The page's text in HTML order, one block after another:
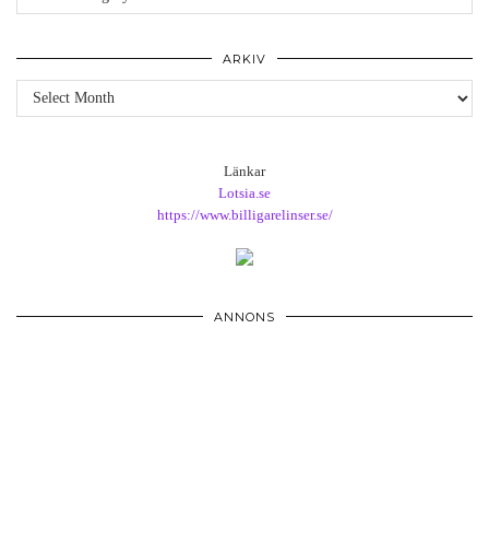
ARKIV
Arkiv
Länkar
Lotsia.se
https://www.billigarelinser.se/
ANNONS